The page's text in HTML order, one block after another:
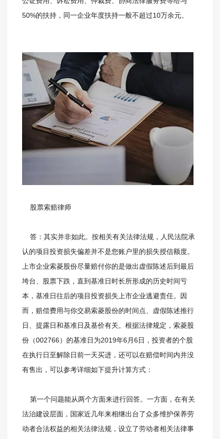
50%的扶持，同一企业年度扶持一般不超过10万余元。
股票索赔律师
答：其实并非如此。按相关有关法律法规，人民法院承
认的项目投资损失偏差并不是您账户里的损失授信额度。
上市企业索菱股份尽量赔付你的是做出虚假陈述后到最后
垮台、股票下跌，直到基准日时长所形成的历史时间亏
本，基准日往后的项目投资损失上市企业逃避责任。因
而，赔偿费用与你交易索菱股份的时间点、虚假陈述推行
日、提露日和基准日及基价有关。根据法律规定，索菱股
份（002766）的基准日为2019年6月6日，投资者的个股
在执行日至解除日前一天买进，还可以在赔偿时间内并没
有售出，可以参考详细如下提升计算方式：
第一个问题能从两个方面来进行回答。一方面，在有关
法治建设层面，国家近几年来相继出台了众多维护保养劳
动者合法权益的相关法律法规，设立了劳动者相关法律事